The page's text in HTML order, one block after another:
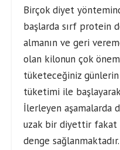
Birçok diyet
başlarda sırf protein
almanın ve geri
olan kilonun çok
tüketeceğiniz
tüketimi ile
İlerleyen aşamalarda
uzak bir diyettir fakat
denge